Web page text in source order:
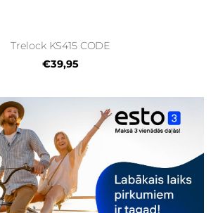
Trelock KS415 CODE
€39,95